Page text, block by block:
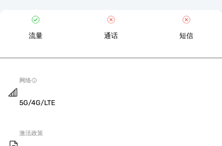
流量 通话 短信
网络
5G/4G/LTE
激活政策